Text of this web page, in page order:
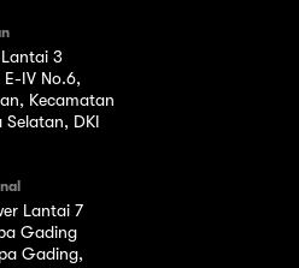
3
IV No.6,
Kecamatan
DKI
Lantai 7
Gading
Gading,